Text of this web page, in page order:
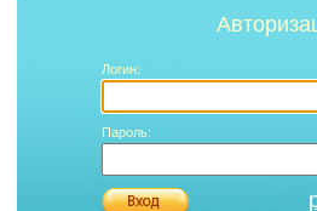
Логин:
Пароль: